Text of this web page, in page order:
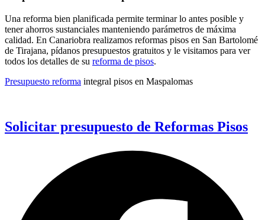
Una reforma bien planificada permite terminar lo antes posible y
tener ahorros sustanciales manteniendo parámetros de máxima
calidad. En Canariobra realizamos reformas pisos en San Bartolomé
de Tirajana, pídanos presupuestos gratuitos y le visitamos para ver
todos los detalles de su reforma de pisos.
Presupuesto reforma integral pisos en Maspalomas
Solicitar presupuesto de Reformas Pisos